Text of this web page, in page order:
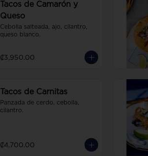
Tacos de Camarón y
Queso
Cebolla salteada, ajo, cilantro,
queso blanco.
₡3,950.00
Tacos de Carnitas
Panzada de cerdo, cebolla,
cilantro.
₡4,700.00